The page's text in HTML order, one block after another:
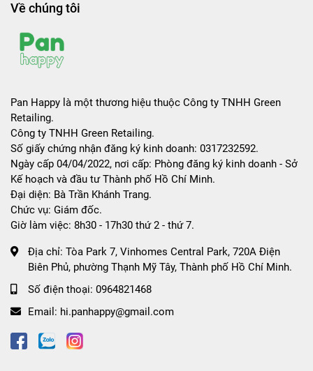
Về chúng tôi
Pan Happy là một thương hiệu thuộc Công ty TNHH Green
Retailing.
Công ty TNHH Green Retailing.
Số giấy chứng nhận đăng ký kinh doanh: 0317232592.
Ngày cấp 04/04/2022, nơi cấp: Phòng đăng ký kinh doanh - Sở
Kế hoạch và đầu tư Thành phố Hồ Chí Minh.
Đại diện: Bà Trần Khánh Trang.
Chức vụ: Giám đốc.
Giờ làm việc: 8h30 - 17h30 thứ 2 - thứ 7.
Địa chỉ: Tòa Park 7, Vinhomes Central Park, 720A Điện
Biên Phủ, phường Thạnh Mỹ Tây, Thành phố Hồ Chí Minh.
Số điện thoại: 0964821468
Email: hi.panhappy@gmail.com